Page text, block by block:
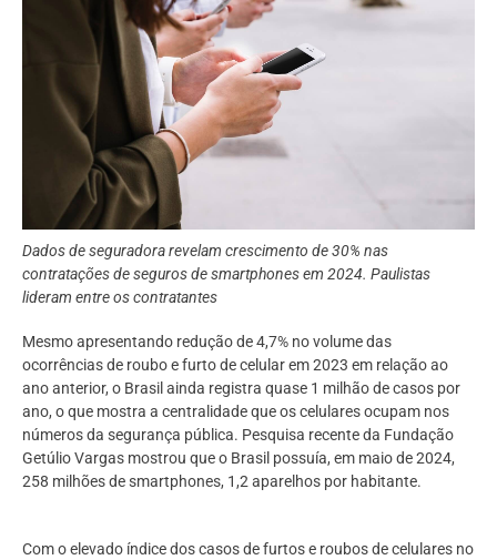
Dados de seguradora revelam crescimento de 30% nas
contratações de seguros de smartphones em 2024. Paulistas
lideram entre os contratantes
Mesmo apresentando redução de 4,7% no volume das
ocorrências de roubo e furto de celular em 2023 em relação ao
ano anterior, o Brasil ainda registra quase 1 milhão de casos por
ano, o que mostra a centralidade que os celulares ocupam nos
números da segurança pública. Pesquisa recente da Fundação
Getúlio Vargas mostrou que o Brasil possuía, em maio de 2024,
258 milhões de smartphones, 1,2 aparelhos por habitante.
Com o elevado índice dos casos de furtos e roubos de celulares no